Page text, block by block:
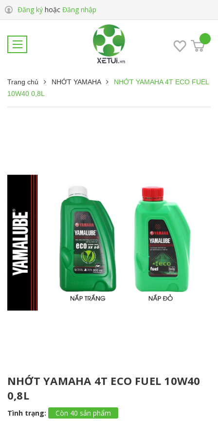
Đăng ký hoặc Đăng nhập
Trang chủ NHỚT YAMAHA
NHỚT YAMAHA 4T ECO FUEL
10W40 0,8L
NHỚT YAMAHA 4T ECO FUEL 10W40
0,8L
Tình trạng: Còn 40 sản phẩm